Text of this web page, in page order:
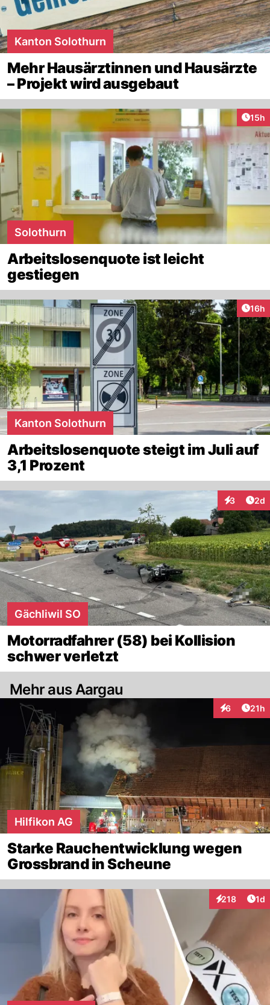
Kanton Solothurn
Mehr Hausärztinnen und Hausärzte
– Projekt wird ausgebaut
15h
Solothurn
Arbeitslosenquote ist leicht
gestiegen
16h
Kanton Solothurn
Arbeitslosenquote steigt im Juli auf
3,1 Prozent
3 2d
Gächliwil SO
Motorradfahrer (58) bei Kollision
schwer verletzt
Mehr aus Aargau
6
Interaktionen
21h
Hilfikon AG
Starke Rauchentwicklung wegen
Grossbrand in Scheune
218
Interaktionen
1d